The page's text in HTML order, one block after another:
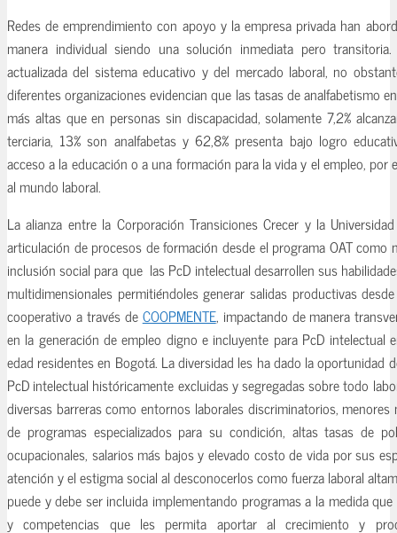
Redes de emprendimiento con apoyo y la empresa privada han
manera individual siendo una solución inmediata pero
actualizada del sistema educativo y del mercado laboral, no
diferentes organizaciones evidencian que las tasas de analfabetismo
más altas que en personas sin discapacidad, solamente 7,2%
terciaria, 13% son analfabetas y 62,8% presenta bajo logro
acceso a la educación o a una formación para la vida y el empleo, por
al mundo laboral.
La alianza entre la Corporación Transiciones Crecer y la
articulación de procesos de formación desde el programa OAT
inclusión social para que las PcD intelectual desarrollen sus
multidimensionales permitiéndoles generar salidas productivas
cooperativo a través deCOOPMENTE, impactando de manera
en la generación de empleo digno e incluyente para PcD
edad residentes en Bogotá. La diversidad les ha dado la oportunidad
PcD intelectual históricamente excluidas y segregadas sobre todo
diversas barreras como entornos laborales discriminatorios, menores
de programas especializados para su condición, altas tasas de
ocupacionales, salarios más bajos y elevado costo de vida por sus
atención y el estigma social al desconocerlos como fuerza laboral
puede y debe ser incluida implementando programas a la medida
y competencias que les permita aportar al crecimiento y